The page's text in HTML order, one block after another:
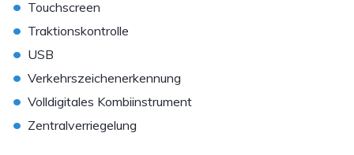
• Touchscreen
• Traktionskontrolle
• USB
• Verkehrszeichenerkennung
• Volldigitales Kombiinstrument
• Zentralverriegelung